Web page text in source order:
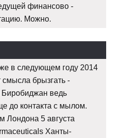
финансово -
Можно.
в следующем году 2014
смысла брызгать -
Биробиджан ведь
до контакта с мылом.
Лондона 5 августа
Ханты-